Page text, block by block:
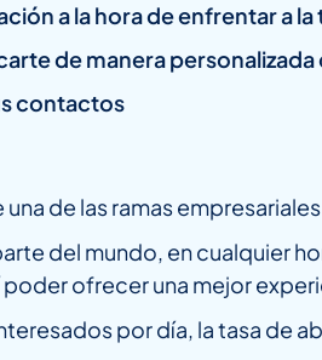
a la hora de enfrentar a
de manera
contactos
de las ramas
del mundo, en cualquier
ofrecer una mejor
por día, la tasa de